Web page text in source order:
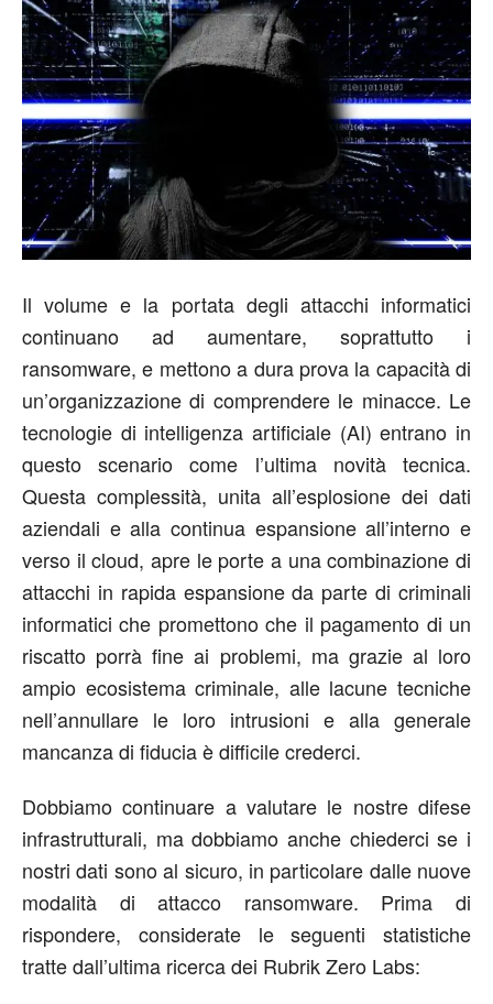
Il volume e la portata degli attacchi informatici
continuano ad aumentare, soprattutto i
ransomware, e mettono a dura prova la capacità di
un’organizzazione di comprendere le minacce. Le
tecnologie di intelligenza artificiale (AI) entrano in
questo scenario come l’ultima novità tecnica.
Questa complessità, unita all’esplosione dei dati
aziendali e alla continua espansione all’interno e
verso il cloud, apre le porte a una combinazione di
attacchi in rapida espansione da parte di criminali
informatici che promettono che il pagamento di un
riscatto porrà fine ai problemi, ma grazie al loro
ampio ecosistema criminale, alle lacune tecniche
nell’annullare le loro intrusioni e alla generale
mancanza di fiducia è difficile crederci.
Dobbiamo continuare a valutare le nostre difese
infrastrutturali, ma dobbiamo anche chiederci se i
nostri dati sono al sicuro, in particolare dalle nuove
modalità di attacco ransomware. Prima di
rispondere, considerate le seguenti statistiche
tratte dall’ultima ricerca dei Rubrik Zero Labs: